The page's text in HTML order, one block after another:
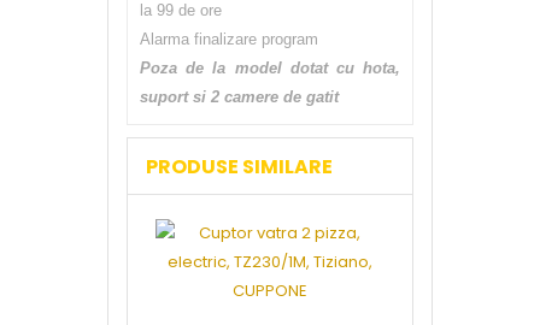
la 99 de ore
Alarma finalizare program
Poza de la model dotat cu hota,
suport si 2 camere de gatit
PRODUSE SIMILARE